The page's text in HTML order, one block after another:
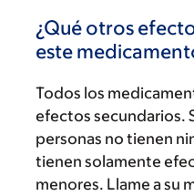
¿Qué otros
este
Todos los
efectos secundarios.
personas no tienen
tienen solamente
menores. Llame a su